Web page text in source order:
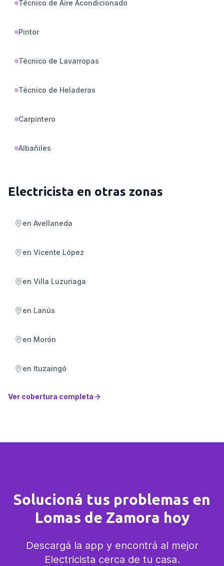
Técnico de Aire Acondicionado
Pintor
Técnico de Lavarropas
Técnico de Heladeras
Carpintero
Albañiles
Electricista en otras zonas
en Avellaneda
en Vicente López
en Villa Luzuriaga
en Lanús
en Morón
en Ituzaingó
Ver cobertura completa
Solucioná tus problemas en
Lomas de Zamora hoy
Descargá la app y encontrá al mejor
Electricista cerca de tu casa.